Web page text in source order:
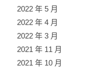
2022 年 5 月
2022 年 4 月
2022 年 3 月
2021 年 11 月
2021 年 10 月